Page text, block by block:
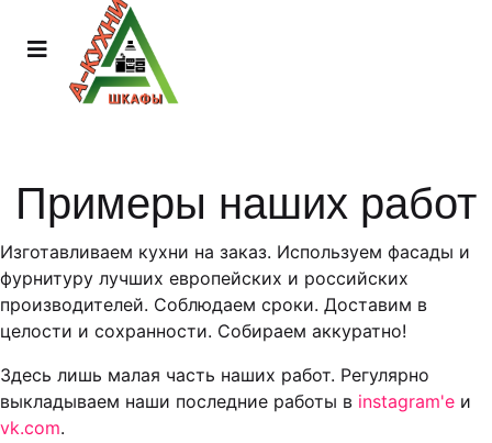
Примеры наших работ
Изготавливаем кухни на заказ. Используем фасады и
фурнитуру лучших европейских и российских
производителей. Соблюдаем сроки. Доставим в
целости и сохранности. Собираем аккуратно!
Здесь лишь малая часть наших работ. Регулярно
выкладываем наши последние работы в instagram'е и
vk.com.